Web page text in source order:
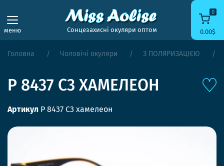
меню Сонцезахисні окуляри оптом
0
0.00$
Головна Чоловічі окуляри З ПОЛЯРИЗАЦІЄЮ
P 8437 С3 ХАМЕЛЕОН
Артикул P 8437 С3 хамелеон